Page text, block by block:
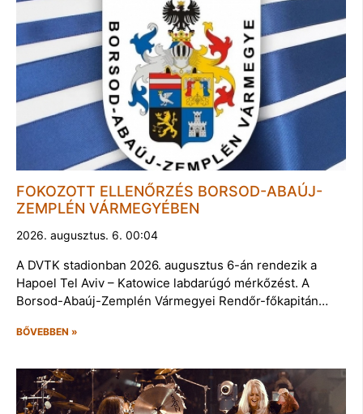
FOKOZOTT ELLENŐRZÉS BORSOD-ABAÚJ-
ZEMPLÉN VÁRMEGYÉBEN
2026. augusztus. 6. 00:04
A DVTK stadionban 2026. augusztus 6-án rendezik a
Hapoel Tel Aviv – Katowice labdarúgó mérkőzést. A
Borsod-Abaúj-Zemplén Vármegyei Rendőr-főkapitán…
BŐVEBBEN »